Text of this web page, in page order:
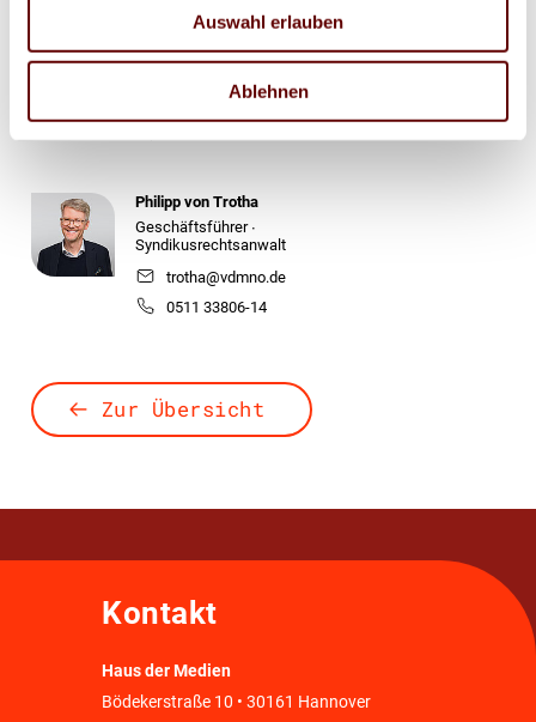
Auswahl erlauben
Ablehnen
Ronny Willfahrt
willfahrt@vdmno.de
Philipp von Trotha
Geschäftsführer ∙
Syndikusrechtsanwalt
trotha@vdmno.de
0511 33806-14
Zur Übersicht
Kontakt
Haus der Medien
Bödekerstraße 10 • 30161 Hannover